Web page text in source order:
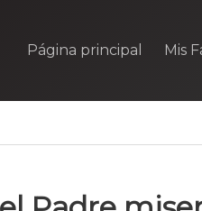
Página principal Mis